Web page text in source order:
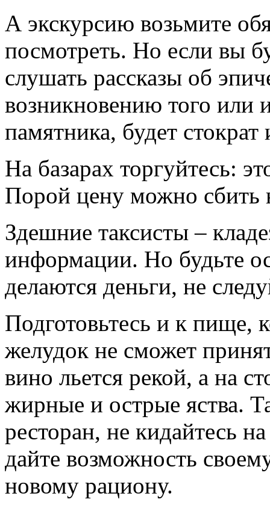
А экскурсию возьмите
посмотреть. Но если вы
слушать рассказы об
возникновению того или
памятника, будет стократ
На базарах торгуйтесь:
Порой цену можно сбить
Здешние таксисты –
информации. Но будьте
делаются деньги, не
Подготовьтесь и к пище,
желудок не сможет
вино льется рекой, а на
жирные и острые яства.
ресторан, не кидайтесь
дайте возможность
новому рациону.